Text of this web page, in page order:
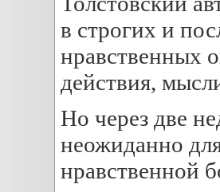
в строгих и
нравственных
действия,
Но через две
неожиданно
нравственной